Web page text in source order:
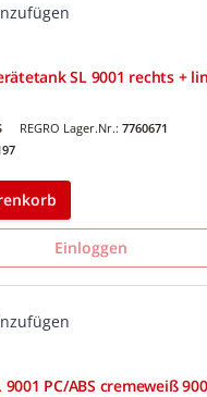
SL 9001 rechts +
REGRO Lager.Nr.: 7760671
Einloggen
PC/ABS cremeweiß